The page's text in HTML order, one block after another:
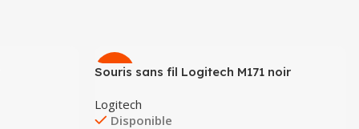
-40%
Souris sans fil Logitech M171 noir
Logitech
Disponible